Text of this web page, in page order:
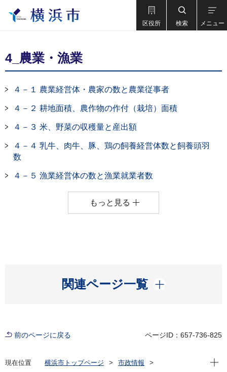
区役所 検索 メニュー
4_農業・漁業
４－１ 農業経営体・農家の数と農業従事者
４－２ 耕地面積、農作物の作付（栽培）面積
４－３ 米、野菜の収穫量と産出額
４－４ 乳牛、肉牛、豚、鶏の飼養経営体数と飼養頭羽
数
４－５ 漁業経営体の数と漁業就業者数
もっと見る
関連ページ一覧
開く
前のページに戻る ページID：657-736-825
現在位置 横浜市トップページ
市政情報
現在